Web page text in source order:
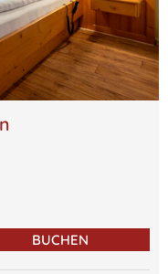
BUCHEN